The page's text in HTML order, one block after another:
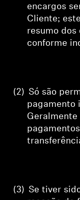
encargos
Cliente;
resumo dos
conforme
(2) Só são
pagamento
(3) Se tiver